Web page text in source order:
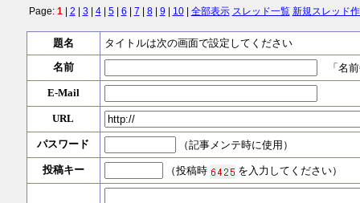
Page: 1| 2 3 4| 5| 6 7 8| 9 10| 全部表示 スレッド一覧 新規スレッド
題名
タイトルは次の画面で設定してください
名前
「名前
E-Mail
URL
パスワード （記事メンテ時に使用）
投稿キー （投稿時 を入力してください）